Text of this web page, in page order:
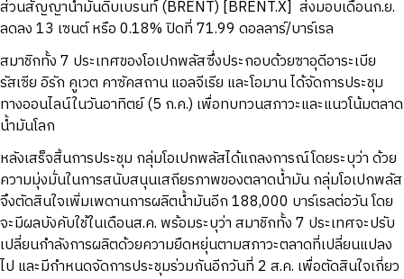
ส่วนสัญญาน้ำมันดิบเบรนท์ (BRENT) [BRENT.X] ส่งมอบเดือนก.ย.
ลดลง 13 เซนต์ หรือ 0.18% ปิดที่ 71.99 ดอลลาร์/บาร์เรล
สมาชิกทั้ง 7 ประเทศของโอเปกพลัสซึ่งประกอบด้วยซาอุดีอาระเบีย
รัสเซีย อิรัก คูเวต คาซัคสถาน แอลจีเรีย และโอมาน ได้จัดการประชุม
ทางออนไลน์ในวันอาทิตย์ (5 ก.ค.) เพื่อทบทวนสภาวะและแนวโน้มตลาด
น้ำมันโลก
หลังเสร็จสิ้นการประชุม กลุ่มโอเปกพลัสได้แถลงการณ์โดยระบุว่า ด้วย
ความมุ่งมั่นในการสนับสนุนเสถียรภาพของตลาดน้ำมัน กลุ่มโอเปกพลัส
จึงตัดสินใจเพิ่มเพดานการผลิตน้ำมันอีก 188,000 บาร์เรลต่อวัน โดย
จะมีผลบังคับใช้ในเดือนส.ค. พร้อมระบุว่า สมาชิกทั้ง 7 ประเทศจะปรับ
เปลี่ยนกำลังการผลิตด้วยความยืดหยุ่นตามสภาวะตลาดที่เปลี่ยนแปลง
ไป และมีกำหนดจัดการประชุมร่วมกันอีกวันที่ 2 ส.ค. เพื่อตัดสินใจเกี่ยว